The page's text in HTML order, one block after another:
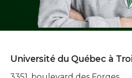
Université du Québec à